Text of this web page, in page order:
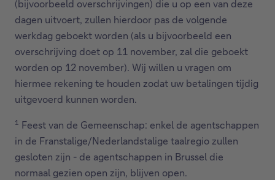
(bijvoorbeeld overschrijvingen) die u op een van deze
dagen uitvoert, zullen hierdoor pas de volgende
werkdag geboekt worden (als u bijvoorbeeld een
overschrijving doet op 11 november, zal die geboekt
worden op 12 november). Wij willen u vragen om
hiermee rekening te houden zodat uw betalingen tijdig
uitgevoerd kunnen worden.
1 Feest van de Gemeenschap: enkel de agentschappen
in de Franstalige/Nederlandstalige taalregio zullen
gesloten zijn - de agentschappen in Brussel die
normaal gezien open zijn, blijven open.